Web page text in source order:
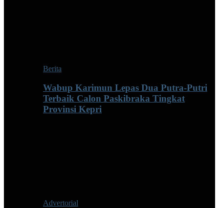
Berita
Wabup Karimun Lepas Dua Putra-Putri
Terbaik Calon Paskibraka Tingkat
Provinsi Kepri
Advertorial